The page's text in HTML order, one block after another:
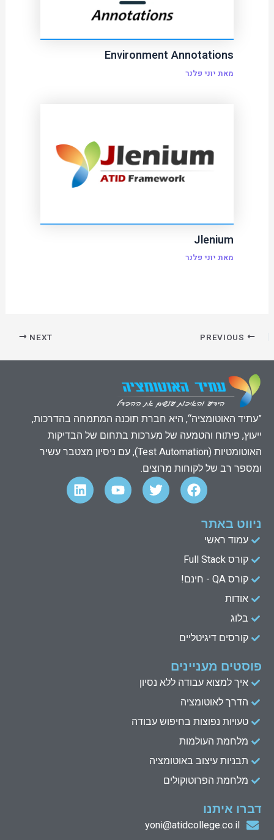
Environment Annotations
מאת יוני פלנר
Jlenium
מאת יוני פלנר
NEXT
”עתיד האוטומציה“, היא חברת תוכנה המתמחה בהדרכות,
ייעוץ, פיתוח והטמעה של מערכות בתחום של הבדיקות
האוטומטיות (Test Automation), עם ניסיון מצטבר עשיר
ומספר רב של לקוחות מרוצים.
F
a
c
o
k
T
w
i
Y
o
u
L
i
n
ניווט באתר
עמוד ראשי
קורס Full Stack
קורס QA - חינם!
אודות
בלוג
קורסים דיגיטליים
פוסטים מעניינים
איך למצוא עבודה ללא נסיון
הדרך לאוטומציה
טעויות נפוצות בחיפוש עבודה
מלחמת העולמות
תבניות עיצוב באוטומציה
מלחמת הפרוטוקולים
דברו איתנו
yoni@atidcollege.co.il